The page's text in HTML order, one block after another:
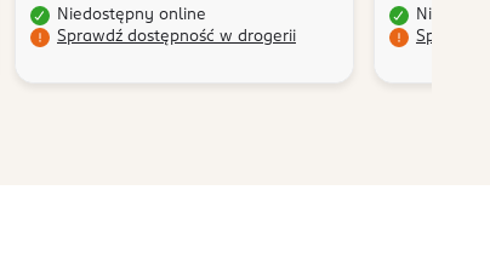
Niedostępny online
Sprawdź dostępność w drogerii
Sprawdź